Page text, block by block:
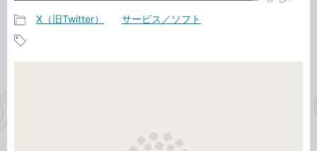
カ
X（旧Twitter） サービス／ソフト